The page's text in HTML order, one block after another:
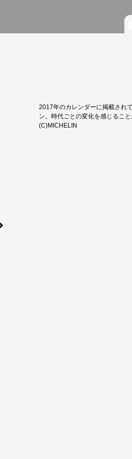
2017年のカレンダーに掲載され
ン。時代ごとの変化を感じるこ
(C)MICHELIN